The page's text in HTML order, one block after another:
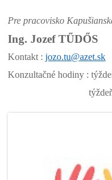
Pre pracovisko
Ing. Jozef TŰDŐS
Kontakt :jozo.tu@azet.sk
Konzultačné hodiny :
týždeň B –